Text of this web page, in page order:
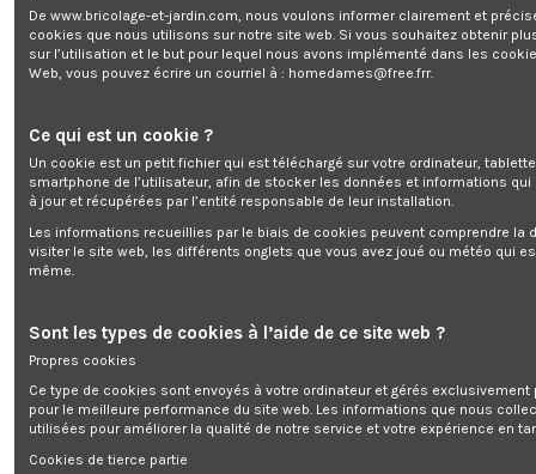
Ajouter au panier
Robot pâtissier 1100W - Clatroni
Enim quis fugiat consequat elit minim nisi eu occaecat occaecat
De www.bricolage-et-jardin.com, nous voulons informer clairement et
cookies que nous utilisons sur notre site web. Si vous souhaitez obtenir
sur l’utilisation et le but pour lequel nous avons implémenté dans les
Web, vous pouvez écrire un courriel à : homedames@free.frr.
Ce qui est un cookie ?
Un cookie est un petit fichier qui est téléchargé sur votre ordinateur,
smartphone de l’utilisateur, afin de stocker les données et informations
à jour et récupérées par l’entité responsable de leur installation.
Les informations recueillies par le biais de cookies peuvent comprendre la
visiter le site web, les différents onglets que vous avez joué ou météo qui
même.
Sont les types de cookies à l’aide de ce site web ?
Propres cookies
Ce type de cookies sont envoyés à votre ordinateur et gérés exclusivement
pour le meilleure performance du site web. Les informations que nous
utilisées pour améliorer la qualité de notre service et votre expérience en
Cookies de tierce partie